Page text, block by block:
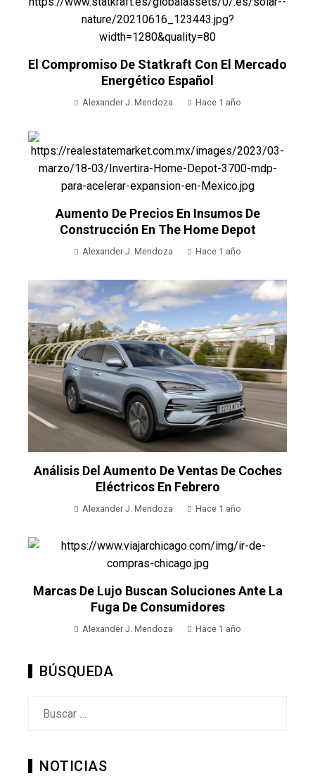
El Compromiso De Statkraft Con El Mercado
Energético Español
Alexander J. Mendoza Hace 1 año
Aumento De Precios En Insumos De
Construcción En The Home Depot
Alexander J. Mendoza Hace 1 año
Análisis Del Aumento De Ventas De Coches
Eléctricos En Febrero
Alexander J. Mendoza Hace 1 año
Marcas De Lujo Buscan Soluciones Ante La
Fuga De Consumidores
Alexander J. Mendoza Hace 1 año
BÚSQUEDA
NOTICIAS